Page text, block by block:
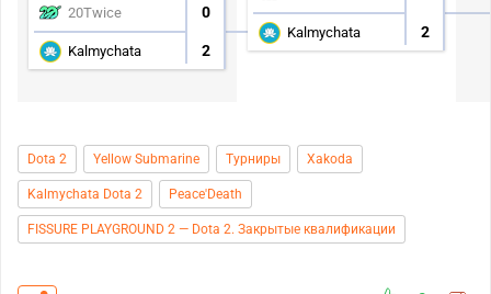
20Twice 0
Kalmychata 2
Kalmychata 2
Dota 2 Yellow Submarine Турниры Xakoda
Kalmychata Dota 2 Peace'Death
FISSURE PLAYGROUND 2 — Dota 2. Закрытые квалификации